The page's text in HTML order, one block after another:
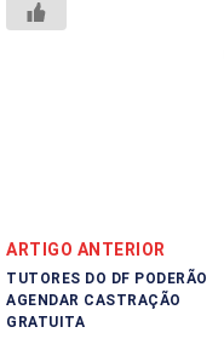
ARTIGO ANTERIOR
TUTORES DO DF PODERÃO
AGENDAR CASTRAÇÃO
GRATUITA